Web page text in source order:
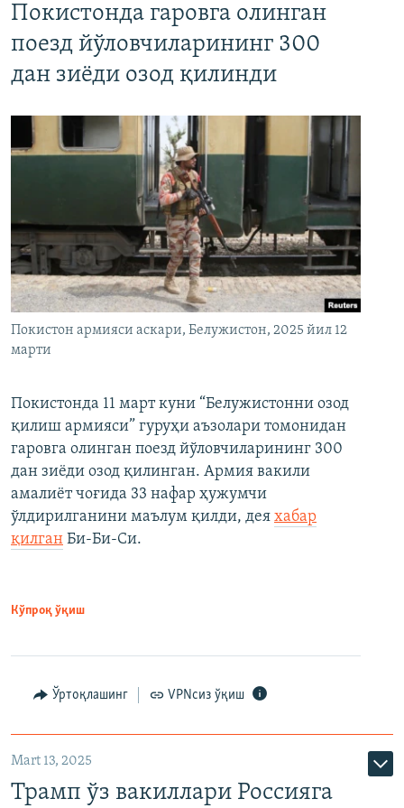
Покистонда гаровга олинган
поезд йўловчиларининг 300
дан зиёди озод қилинди
Покистон армияси аскари, Белужистон, 2025 йил 12
марти
Покистонда 11 март куни “Белужистонни озод
қилиш армияси” гуруҳи аъзолари томонидан
гаровга олинган поезд йўловчиларининг 300
дан зиёди озод қилинган. Армия вакили
амалиёт чоғида 33 нафар ҳужумчи
ўлдирилганини маълум қилди, дея хабар
қилган Би-Би-Си.
Кўпроқ ўқиш
Ўртоқлашинг VPNсиз ўқиш
Mart 13, 2025
Трамп ўз вакиллари Россияга